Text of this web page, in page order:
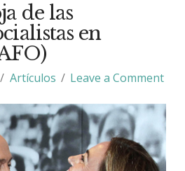
de las
en
Artículos Leave a Comment